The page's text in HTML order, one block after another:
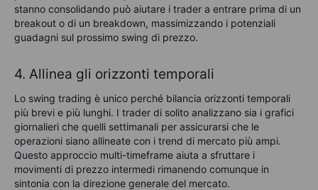
stanno consolidando può aiutare i trader a entrare prima di un
breakout o di un breakdown, massimizzando i potenziali
guadagni sul prossimo swing di prezzo.
4. Allinea gli orizzonti temporali
Lo swing trading è unico perché bilancia orizzonti temporali
più brevi e più lunghi. I trader di solito analizzano sia i grafici
giornalieri che quelli settimanali per assicurarsi che le
operazioni siano allineate con i trend di mercato più ampi.
Questo approccio multi-timeframe aiuta a sfruttare i
movimenti di prezzo intermedi rimanendo comunque in
sintonia con la direzione generale del mercato.